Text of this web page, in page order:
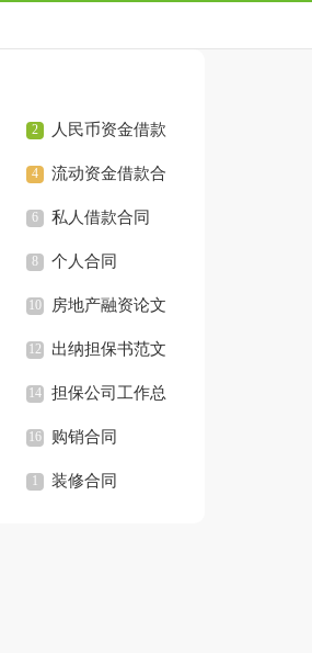
人民币资金借款
合同流动资金借款合
同 私人借款合同
个人合同
房地产融资论文
出纳担保书范文
担保公司工作总
结 购销合同
装修合同